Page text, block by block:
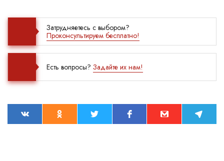
Затрудняетесь с выбором?
Проконсультируем бесплатно!
Есть вопросы? Задайте их нам!